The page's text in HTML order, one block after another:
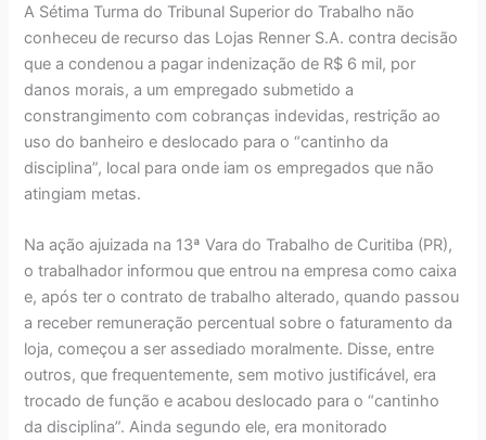
A Sétima Turma do Tribunal Superior do Trabalho não
conheceu de recurso das Lojas Renner S.A. contra decisão
que a condenou a pagar indenização de R$ 6 mil, por
danos morais, a um empregado submetido a
constrangimento com cobranças indevidas, restrição ao
uso do banheiro e deslocado para o “cantinho da
disciplina”, local para onde iam os empregados que não
atingiam metas.
Na ação ajuizada na 13ª Vara do Trabalho de Curitiba (PR),
o trabalhador informou que entrou na empresa como caixa
e, após ter o contrato de trabalho alterado, quando passou
a receber remuneração percentual sobre o faturamento da
loja, começou a ser assediado moralmente. Disse, entre
outros, que frequentemente, sem motivo justificável, era
trocado de função e acabou deslocado para o “cantinho
da disciplina”. Ainda segundo ele, era monitorado